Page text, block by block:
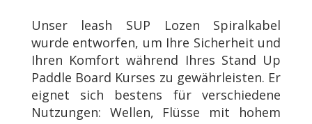
Unser leash SUP Lozen Spiralkabel
wurde entworfen, um Ihre Sicherheit und
Ihren Komfort während Ihres Stand Up
Paddle Board Kurses zu gewährleisten. Er
eignet sich bestens für verschiedene
Nutzungen: Wellen, Flüsse mit hohem